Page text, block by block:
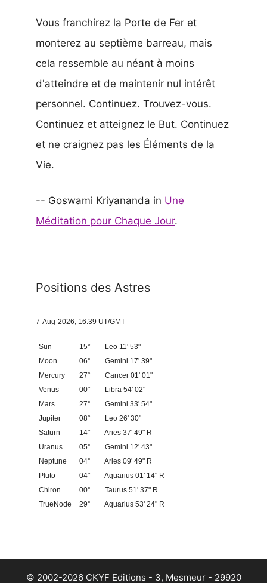
Vous franchirez la Porte de Fer et
monterez au septième barreau, mais
cela ressemble au néant à moins
d'atteindre et de maintenir nul intérêt
personnel. Continuez. Trouvez-vous.
Continuez et atteignez le But. Continuez
et ne craignez pas les Éléments de la
Vie.
-- Goswami Kriyananda in Une
Méditation pour Chaque Jour.
Positions des Astres
7-Aug-2026, 16:39 UT/GMT
Sun 15°
Leo 11' 53"
Moon
06°
Gemini 17' 39"
Mercury
27°
Cancer 01' 01"
Venus
00°
Libra 54' 02"
Mars
27°
Gemini 33' 54"
Jupiter
08°
Leo 26' 30"
Saturn
14°
Aries 37' 49" R
Uranus
05°
Gemini 12' 43"
Neptune
04°
Aries 09' 49" R
Pluto
04°
Aquarius 01' 14" R
Chiron
00°
Taurus 51' 37" R
TrueNode
29° Aquarius 53' 24" R
© 2002-2026 CKYF Editions - 3, Mesmeur - 29920